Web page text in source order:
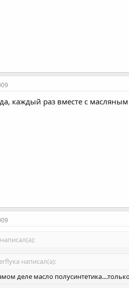
каждый раз вместе с
написал(а):
деле масло